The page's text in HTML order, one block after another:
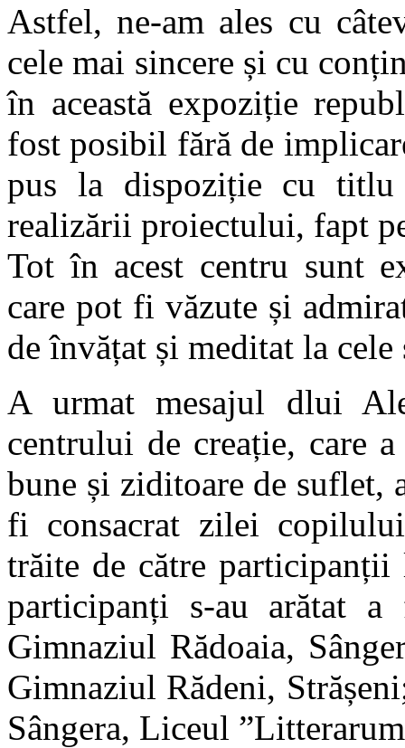
Astfel, ne-am ales cu
cele mai sincere și cu
în această expoziție
fost posibil fără de
pus la dispoziție cu titlu
realizării proiectului, fapt
Tot în acest centru sunt
care pot fi văzute și
de învățat și meditat la cele
A urmat mesajul dlui
centrului de creație, care
bune și ziditoare de suflet,
fi consacrat zilei
trăite de către
participanți s-au arătat
Gimnaziul Rădoaia,
Gimnaziul Rădeni,
Sângera, Liceul